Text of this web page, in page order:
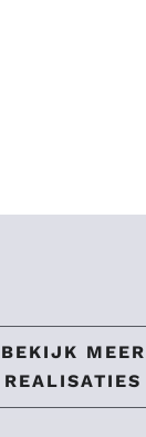
BEKIJK MEER
REALISATIES